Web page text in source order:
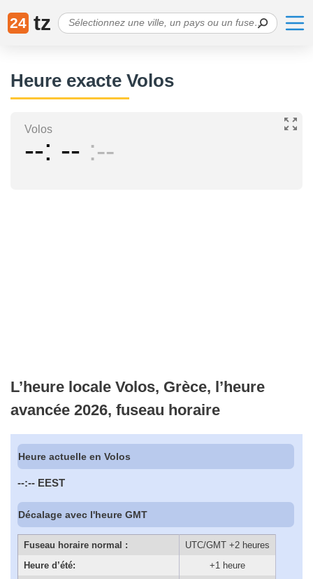
24 tz
Heure exacte Volos
Volos
-- -- --
L’heure locale Volos, Grèce, l’heure
avancée 2026, fuseau horaire
Heure actuelle en Volos
--:-- EEST
Décalage avec l'heure GMT
Fuseau horaire normal :
UTC/GMT +2 heures
Heure d’été:
+1 heure